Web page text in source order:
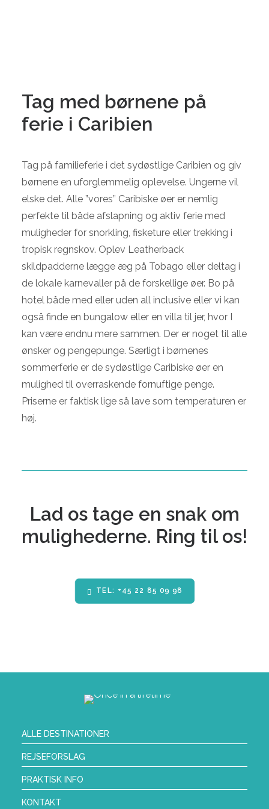
KONTAKT
Tag med børnene på
ferie i Caribien
Tag på familieferie i det sydøstlige Caribien og giv
børnene en uforglemmelig oplevelse. Ungerne vil
elske det. Alle ”vores” Caribiske øer er nemlig
perfekte til både afslapning og aktiv ferie med
muligheder for snorkling, fisketure eller trekking i
tropisk regnskov. Oplev Leatherback
skildpadderne lægge æg på Tobago eller deltag i
de lokaIe karnevaller på de forskellige øer. Bo på
hotel både med eller uden all inclusive eller vi kan
også finde en bungalow eller en villa til jer, hvor I
kan være endnu mere sammen. Der er noget til alle
ønsker og pengepunge. Særligt i børnenes
sommerferie er de sydøstlige Caribiske øer en
mulighed til overraskende fornuftige penge.
Priserne er faktisk lige så lave som temperaturen er
høj.
Lad os tage en snak om
mulighederne. Ring til os!
TEL: +45 22 85 09 98
ALLE DESTINATIONER
REJSEFORSLAG
PRAKTISK INFO
KONTAKT